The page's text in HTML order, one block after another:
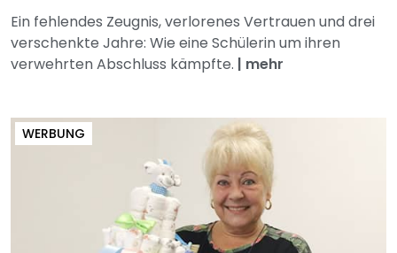
Ein fehlendes Zeugnis, verlorenes Vertrauen und drei
verschenkte Jahre: Wie eine Schülerin um ihren
verwehrten Abschluss kämpfte. | mehr
WERBUNG